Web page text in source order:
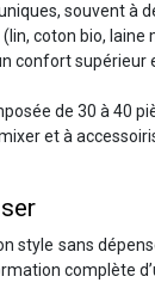
souvent à
coton bio, laine
confort supérieur
de 30 à 40
et à
sans
complète